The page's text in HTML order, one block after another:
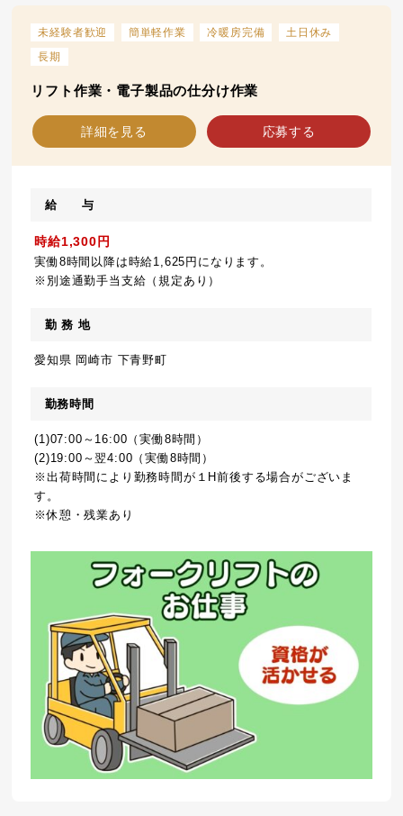
未経験者歓迎 簡単軽作業 冷暖房完備
土日休み
長期
リフト作業・電子製品の仕分け作業
詳細を見る 応募する
給 与
時給1,300円
実働8時間以降は時給1,625円になります。
※別途通勤手当支給（規定あり）
勤 務 地
愛知県 岡崎市 下青野町
勤務時間
(1)07:00～16:00（実働8時間）
(2)19:00～翌4:00（実働8時間）
※出荷時間により勤務時間が１H前後する場合がございま
す。
※休憩・残業あり